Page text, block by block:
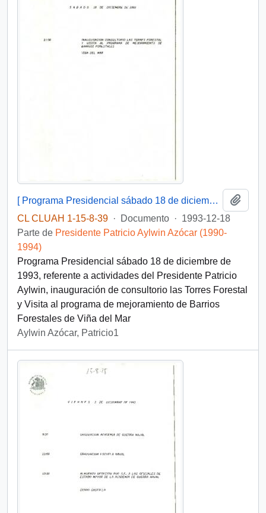
[ Programa Presidencial sábado 18 de diciembre de 1993 ]
CL CLUAH 1-15-8-39 · Documento · 1993-12-18
Parte de Presidente Patricio Aylwin Azócar (1990-
1994)
Programa Presidencial sábado 18 de diciembre de
1993, referente a actividades del Presidente Patricio
Aylwin, inauguración de consultorio las Torres Forestal
y Visita al programa de mejoramiento de Barrios
Forestales de Viña del Mar
Aylwin Azócar, Patricio1